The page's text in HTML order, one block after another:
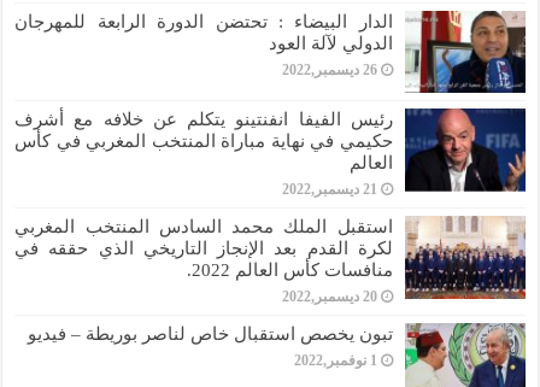
الدار البيضاء : تحتضن الدورة الرابعة للمهرجان
الدولي لآلة العود
26 ديسمبر,2022
رئيس الفيفا انفنتينو يتكلم عن خلافه مع أشرف
حكيمي في نهاية مباراة المنتخب المغربي في كأس
العالم
21 ديسمبر,2022
استقبل الملك محمد السادس المنتخب المغربي
لكرة القدم بعد الإنجاز التاريخي الذي حققه في
منافسات كأس العالم 2022.
20 ديسمبر,2022
تبون يخصص استقبال خاص لناصر بوريطة – فيديو
1 نوفمبر,2022